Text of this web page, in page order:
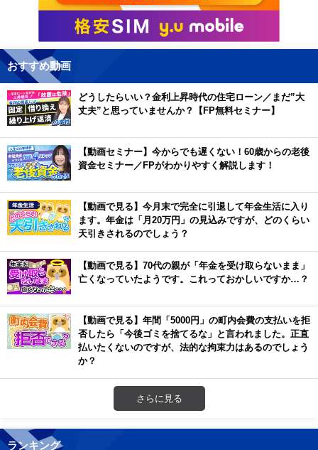
おすすめ動画
どうしたらいい？金利上昇時代の住宅ローン／まだ”大
丈夫”と思っていませんか？【FP無料セミナー】
【動画セミナー】今からでも遅くない！60歳からの老後
資金セミナー／FPがわかりやすく解説します！
【動画で見る】今月末で完全に引退して年金生活に入り
ます。年金は「月20万円」の見込みですが、どのくらい
天引きされるのでしょう？
【動画で見る】70代の親が「年金を受け取らないまま」
亡くなっていたようです。これっておかしいですか…？
【動画で見る】年間「5000円」の町内会費の支払いを拒
否したら「今後ゴミを捨てるな」と言われました。正直
払いたくないのですが、法的な拘束力はあるのでしょう
か？
さらに見る
ランキング